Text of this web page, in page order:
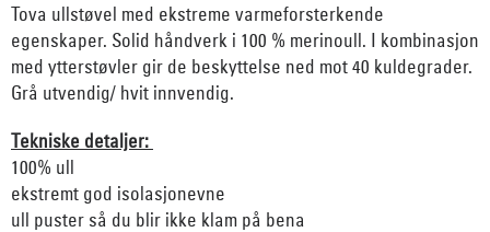
Tova ullstøvel med ekstreme varmeforsterkende
egenskaper. Solid håndverk i 100 % merinoull. I kombinasjon
med ytterstøvler gir de beskyttelse ned mot 40 kuldegrader.
Grå utvendig/ hvit innvendig.
Tekniske detaljer:
100% ull
ekstremt god isolasjonevne
ull puster så du blir ikke klam på bena